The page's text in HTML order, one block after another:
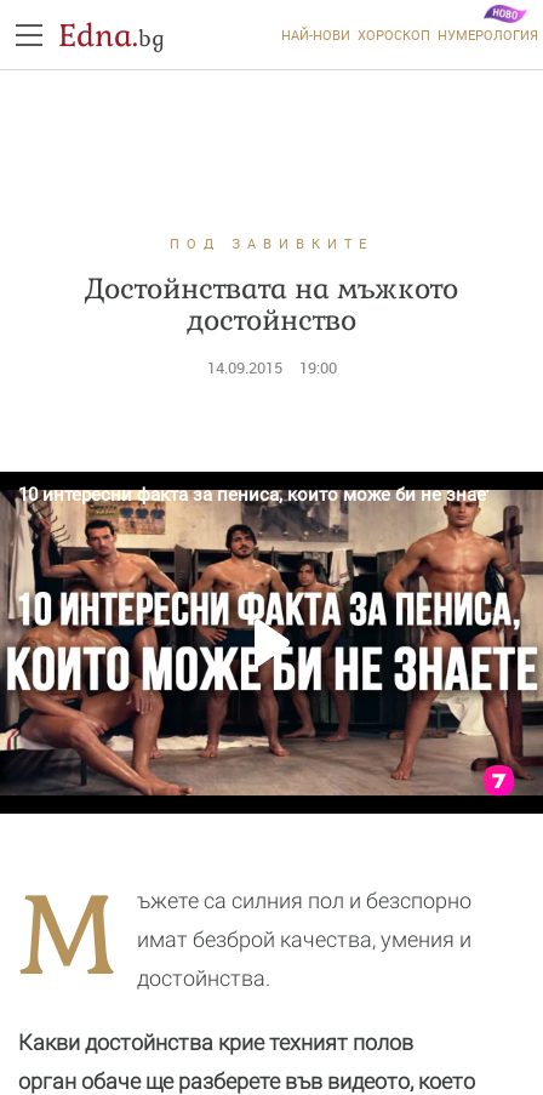
Edna.bg НАЙ-НОВИ ХОРОСКОП НУМЕРОЛОГИЯ
ПОД ЗАВИВКИТЕ
Достойнствата на мъжкото
достойнство
14.09.2015 19:00
М
ъжете са силния пол и безспорно
имат безброй качества, умения и
достойнства.
Какви достойнства крие техният полов
орган обаче ще разберете във видеото, което